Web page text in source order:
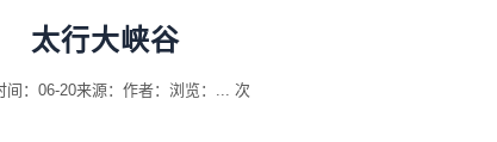
太行大峡谷
间：06-20来源： 作者： 浏览： ... 次